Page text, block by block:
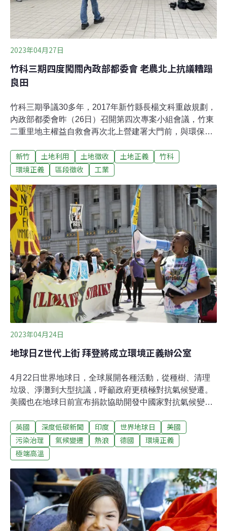
2023年04月27日
竹科三期四度闖關內政部都委會 老農北上抗議糟蹋
良田
竹科三期爭議30多年，2017年新竹縣長楊文科重啟規劃，
內政部都委會昨（26日）召開第四次專案小組會議，竹東
二重里地主權益自救會再次北上營建署大門前，與環保團
解編，還地於民」，批評縣府為圖利特定對象，糟蹋良
田、摧毀客家文化。立委邱顯智到場聲援指出，半導體產
置，呼籲楊文科撤回原案。除了場外記者會，同時有多名
支持徵收的地主出席會議，主張經濟發展，指出地方限建
多年已「宛如第三世界」。新竹縣政府則強調，不想參與
區段徵收的地主可「原地保留」持續農業生產。竹縣五箭
之一 楊文科重啟竹科三期規劃超過20位老農戴著斗笠、舉
牌呼喊「立即解編，還地於民」口號，昨（26日）民間團
體在營建署大門舉行「反對竹科三期徵收案還魂」記者
會。三重埔青年農民郭玉翎表示，當地有50公頃以上稻
作，及10公頃甘藷、蘿蔔、玉米等作物，更積
新竹 土地利用 土地徵收 土地正義
竹科
環境正義
區段徵收 工業
2023年04月24日
地球日Z世代上街 拜登將成立環境正義辦公室
4月22日世界地球日，全球展開各種活動，從種樹、清理
垃圾、淨灘到大型抗議，呼籲政府更積極對抗氣候變遷。
美國也在地球日前宣布捐款協助開發中國家對抗氣候變
境正義」辦公室。時序剛進入春天，但各地已經傳來高溫
災情。科學家警告，全球仍然沒有走在控制升溫於1.5°C的
軌道上，今年將出現更多極端天氣事件和破紀錄的高溫。
倫敦發起遊行 美國成立環境正義辦公室環保團體「反抗滅
絕」（Extinction Rebellion）在倫敦發起一連四天的抗議
行動「大行動」（The Big One），約有3萬人簽名、參加
集會和遊行。一反過去激進的封路、潑漆路線，這次用遊
行隊伍平和，有人打扮成雀鳥或企鵝，呼籲大眾關注環
境。美國總統拜登（Joe Biden）20日在主要經濟體論壇
英國 深度低碳新聞 印度 世界地球日
美國
污染治理
氣候變遷 熱浪 德國
環境正義
極端高溫